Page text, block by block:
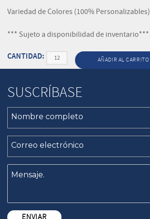
Variedad de Colores (100% Personalizables)
*** Sujeto a disponibilidad de inventario***
Cantidad
AÑADIR AL CARRITO
SUSCRÍBASE